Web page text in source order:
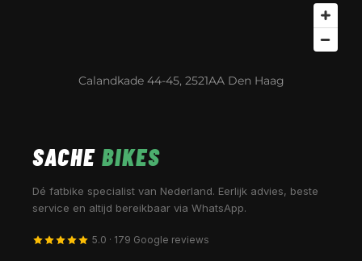
Calandkade 44-45, 2521AA Den Haag
SACHE BIKES
Dé fatbike specialist van Nederland. Eerlijk advies, beste
service en altijd bereikbaar via WhatsApp.
5.0 · 179 Google reviews